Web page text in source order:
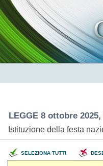
LEGGE 8 ottobre 2025,
Istituzione della festa
SELEZIONA TUTTI